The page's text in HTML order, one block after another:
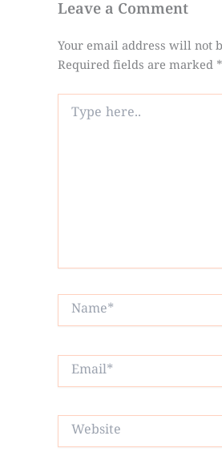
Leave a Comment
Your email address will not
Required fields are marked *
here..
Name*
Email*
Website